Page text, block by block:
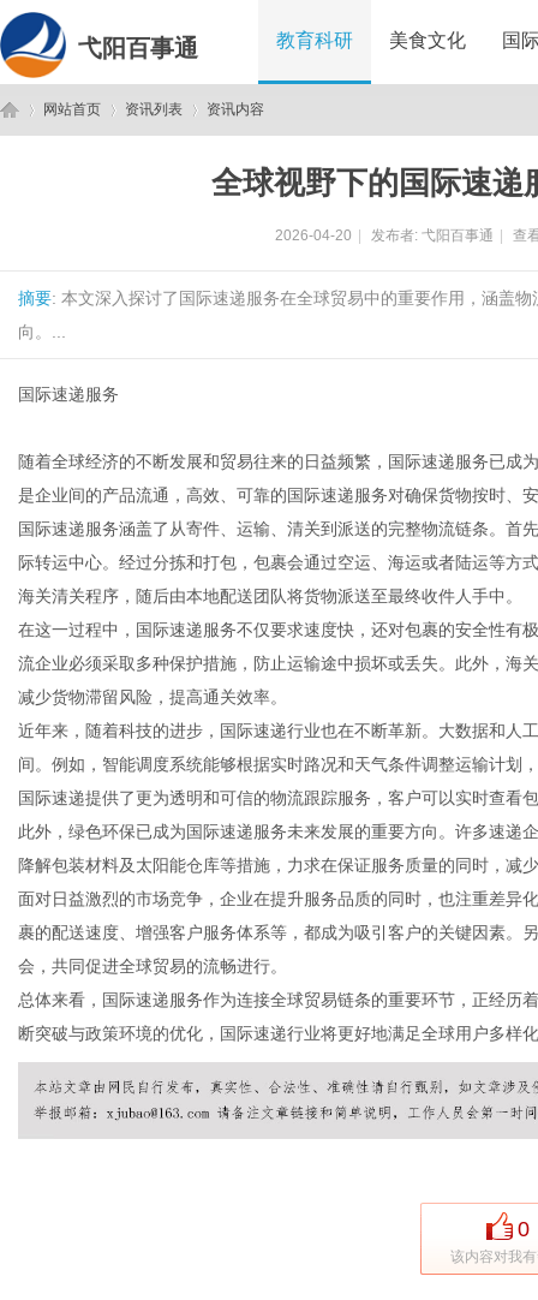
弋阳百事通 教育科研 美食文化 国
网站首页 资讯列表 资讯内容
全球视野下的国际速递
2026-04-20 发布者: 弋阳百事通 查
摘要: 本文深入探讨了国际速递服务在全球贸易中的重要作用，涵盖
向。...
国际速递服务
随着全球经济的不断发展和贸易往来的日益频繁，国际速递服务已成
是企业间的产品流通，高效、可靠的国际速递服务对确保货物按时、
国际速递服务涵盖了从寄件、运输、清关到派送的完整物流链条。首
际转运中心。经过分拣和打包，包裹会通过空运、海运或者陆运等方
海关清关程序，随后由本地配送团队将货物派送至最终收件人手中。
在这一过程中，国际速递服务不仅要求速度快，还对包裹的安全性有
流企业必须采取多种保护措施，防止运输途中损坏或丢失。此外，海
减少货物滞留风险，提高通关效率。
近年来，随着科技的进步，国际速递行业也在不断革新。大数据和人
间。例如，智能调度系统能够根据实时路况和天气条件调整运输计划
国际速递提供了更为透明和可信的物流跟踪服务，客户可以实时查看
此外，绿色环保已成为国际速递服务未来发展的重要方向。许多速递
降解包装材料及太阳能仓库等措施，力求在保证服务质量的同时，减
面对日益激烈的市场竞争，企业在提升服务品质的同时，也注重差异
裹的配送速度、增强客户服务体系等，都成为吸引客户的关键因素。
会，共同促进全球贸易的流畅进行。
总体来看，国际速递服务作为连接全球贸易链条的重要环节，正经历
断突破与政策环境的优化，国际速递行业将更好地满足全球用户多样
0
该内容对我